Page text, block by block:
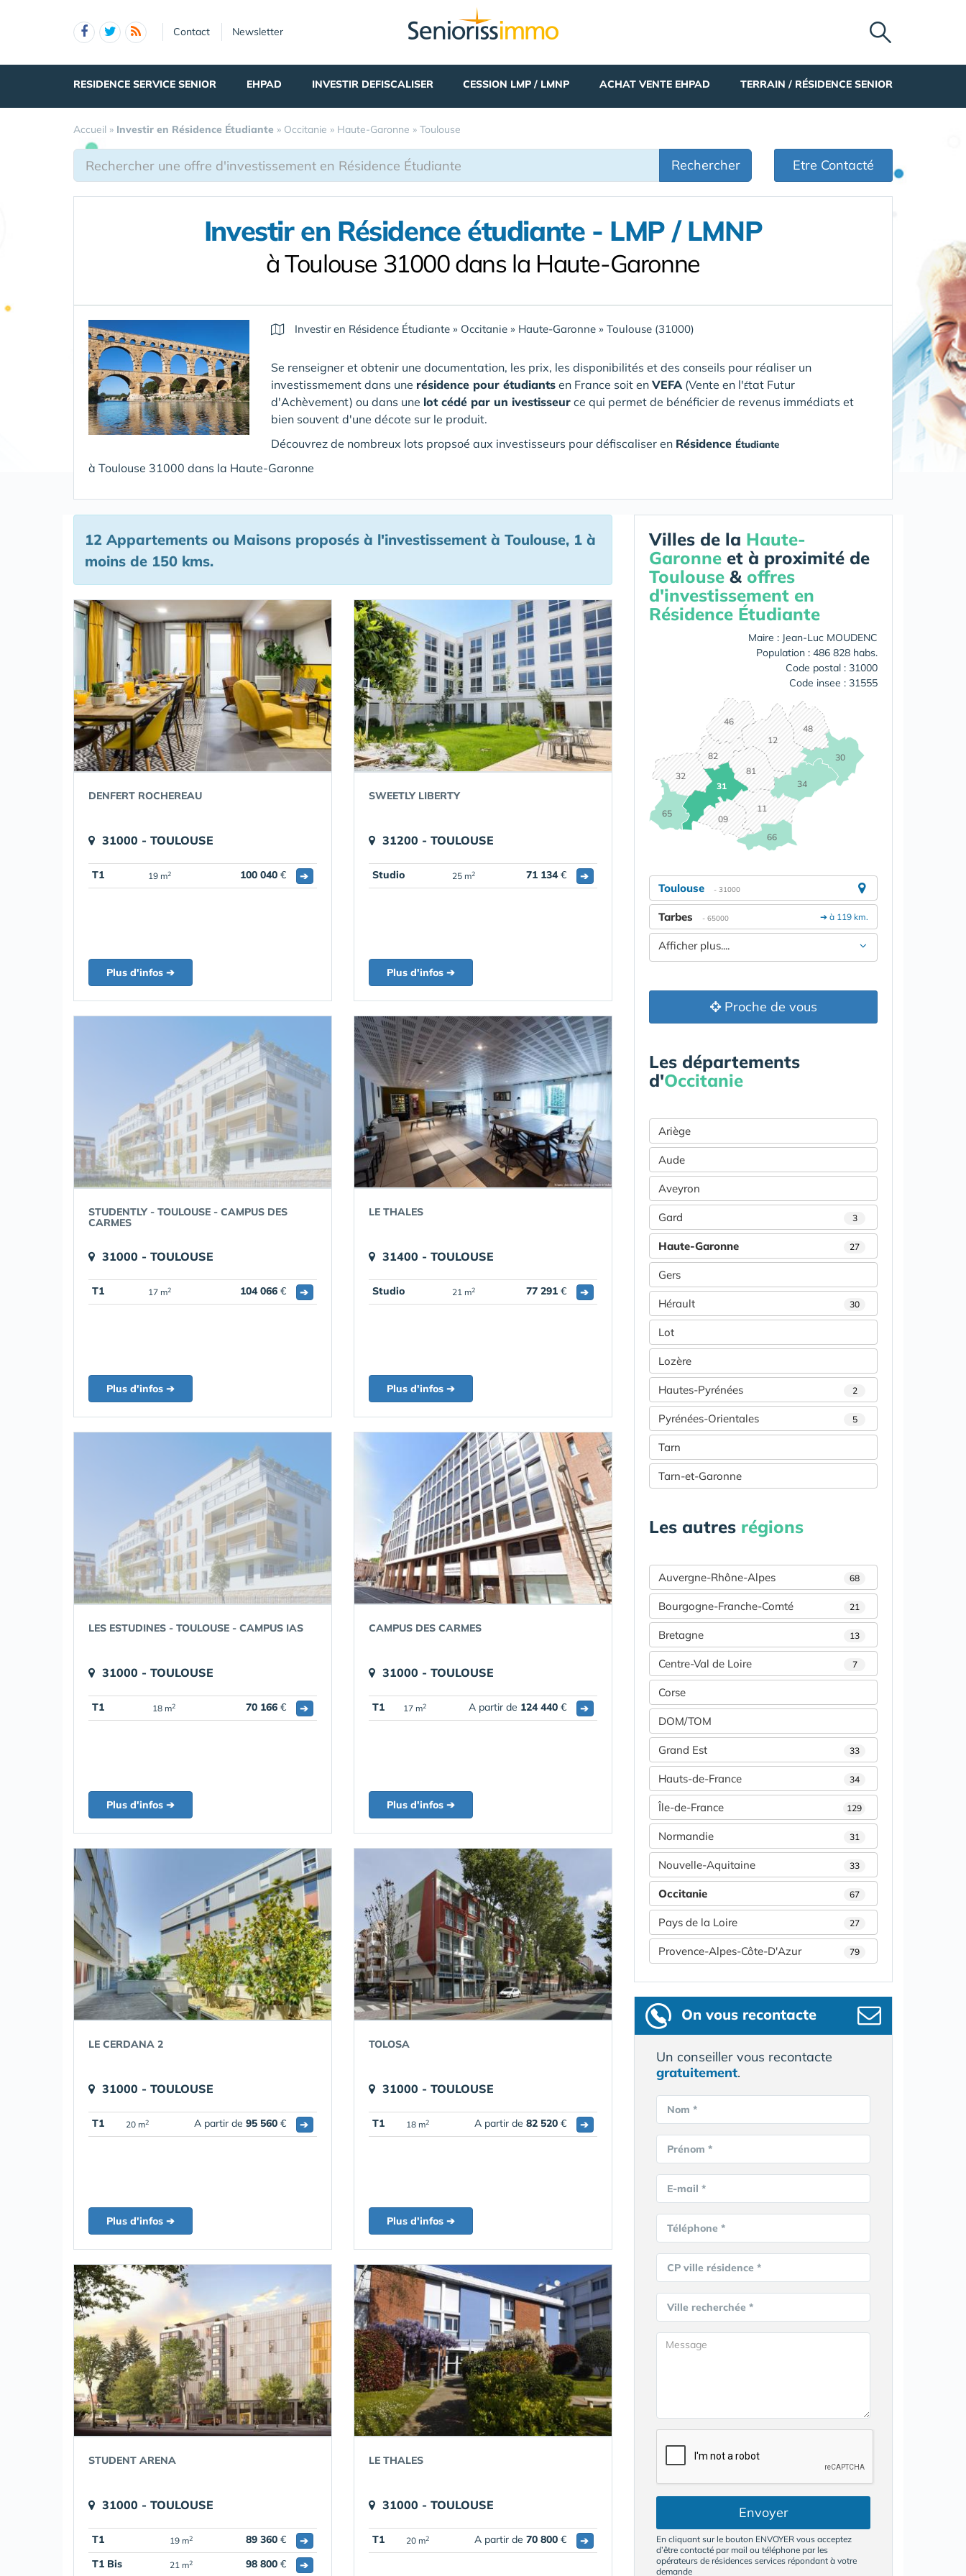
Contact Newsletter
RESIDENCE SERVICE SENIOR EHPAD INVESTIR DEFISCALISER CESSION LMP / LMNP ACHAT VENTE EHPAD TERRAIN / RÉSIDENCE SENIOR
Accueil » Investir en Résidence Étudiante » Occitanie » Haute-Garonne » Toulouse
Rechercher Etre Contacté
Investir en Résidence étudiante - LMP / LMNP
à Toulouse 31000 dans la Haute-Garonne
Investir en Résidence Étudiante » Occitanie » Haute-Garonne » Toulouse (31000)
Se renseigner et obtenir une documentation, les prix, les disponibilités et des conseils pour réaliser un
investissmement dans une résidence pour étudiants en France soit en VEFA (Vente en l'État Futur
d'Achèvement) ou dans une lot cédé par un ivestisseur ce qui permet de bénéficier de revenus immédiats et
bien souvent d'une décote sur le produit.
Découvrez de nombreux lots propsoé aux investisseurs pour défiscaliser en Résidence Étudiante
à Toulouse 31000 dans la Haute-Garonne
12 Appartements ou Maisons proposés à l'investissement à Toulouse, 1 à
moins de 150 kms.
DENFERT ROCHEREAU
31000 - TOULOUSE
T1 19 m2 100 040 € ➔
Plus d'infos ➔
SWEETLY LIBERTY
31200 - TOULOUSE
Studio 25 m2 71 134€ ➔
Plus d'infos ➔
STUDENTLY - TOULOUSE - CAMPUS DES
CARMES
31000 - TOULOUSE
T1 17 m2 104 066 € ➔
Plus d'infos ➔
LE THALES
31400 - TOULOUSE
Studio 21 m2 77 291 € ➔
Plus d'infos ➔
LES ESTUDINES - TOULOUSE - CAMPUS IAS
31000 - TOULOUSE
T1 18 m2 70 166 € ➔
Plus d'infos ➔
CAMPUS DES CARMES
31000 - TOULOUSE
T1 17 m2 A partir de 124 440 € ➔
Plus d'infos ➔
LE CERDANA 2
31000 - TOULOUSE
T1 20 m2 A partir de 95 560 € ➔
Plus d'infos ➔
TOLOSA
31000 - TOULOUSE
T1 18 m2 A partir de 82 520 € ➔
Plus d'infos ➔
STUDENT ARENA
31000 - TOULOUSE
T1 19 m2 89 360 €
➔
T1 Bis
21 m2 98 800 € ➔
LE THALES
31000 - TOULOUSE
T1 20 m2 A partir de 70 800 € ➔
Villes de la Haute-
Garonne et à proximité de
Toulouse & offres
d'investissement en
Résidence Étudiante
Maire : Jean-Luc MOUDENC
Population : 486 828 habs.
Code postal : 31000
Code insee : 31555
09
11
12
30
31
32
34
46
48
65
66
81
82
Toulouse - 31000
➔ à 119 km.
Tarbes - 65000
Afficher plus....
Proche de vous
Les départements
d'Occitanie
Ariège
Aude
Aveyron
Gard 3
Haute-Garonne 27
Gers
Hérault 30
Lot
Lozère
Hautes-Pyrénées 2
Pyrénées-Orientales 5
Tarn
Tarn-et-Garonne
Les autres régions
Auvergne-Rhône-Alpes 68
Bourgogne-Franche-Comté 21
Bretagne 13
Centre-Val de Loire 7
Corse
DOM/TOM
Grand Est 33
Hauts-de-France 34
Île-de-France 129
Normandie 31
Nouvelle-Aquitaine 33
Occitanie 67
Pays de la Loire 27
Provence-Alpes-Côte-D'Azur 79
On vous recontacte
Un conseiller vous recontacte
gratuitement.
Nom *
Prénom *
E-mail *
Téléphone *
CP ville résidence *
Ville recherchée *
Envoyer
En cliquant sur le bouton ENVOYER vous acceptez
d’être contacté par mail ou téléphone par les
opérateurs de résidences services répondant à votre
demande